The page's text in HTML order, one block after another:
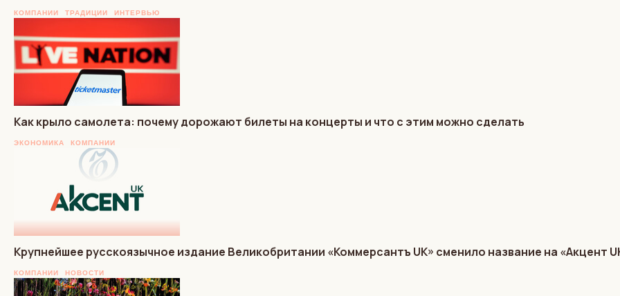
КОМПАНИИ ТРАДИЦИИ ИНТЕРВЬЮ
Как крыло самолета: почему дорожают билеты на концерты и что с этим можно сделать
ЭКОНОМИКА КОМПАНИИ
Крупнейшее русскоязычное издание Великобритании «Коммерсантъ UK» сменило название на «Акцент
КОМПАНИИ НОВОСТИ